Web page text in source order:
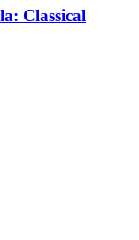
Classical